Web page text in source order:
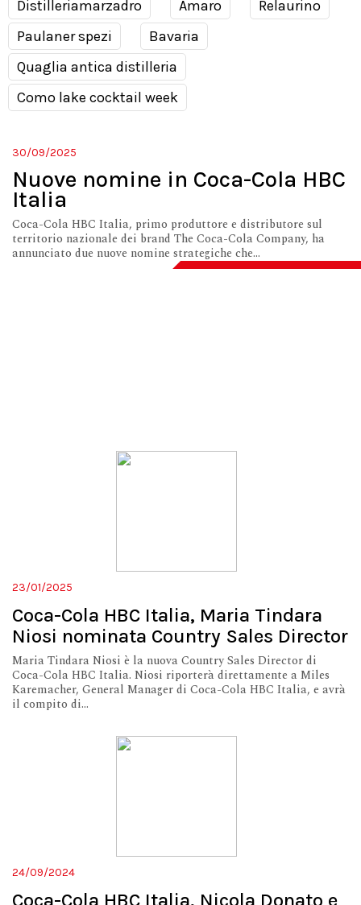
Distilleriamarzadro
Amaro
Relaurino
Paulaner spezi
Bavaria
Quaglia antica distilleria
Como lake cocktail week
30/09/2025
Nuove nomine in Coca-Cola HBC
Italia
Coca-Cola HBC Italia, primo produttore e distributore sul
territorio nazionale dei brand The Coca-Cola Company, ha
annunciato due nuove nomine strategiche che...
23/01/2025
Coca-Cola HBC Italia, Maria Tindara
Niosi nominata Country Sales Director
Maria Tindara Niosi è la nuova Country Sales Director di
Coca-Cola HBC Italia. Niosi riporterà direttamente a Miles
Karemacher, General Manager di Coca-Cola HBC Italia, e avrà
il compito di...
24/09/2024
Coca-Cola HBC Italia, Nicola Donato e